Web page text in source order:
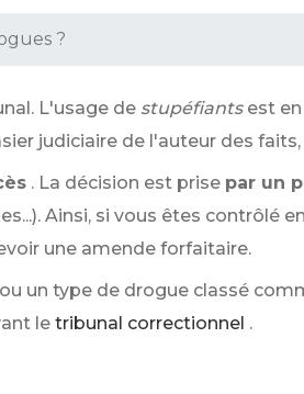
?
L'usage de stupéfiants est
judiciaire de l'auteur des faits,
. La décision est prise par un
Ainsi, si vous êtes contrôlé
une amende forfaitaire.
un type de drogue classé
le tribunal correctionnel .